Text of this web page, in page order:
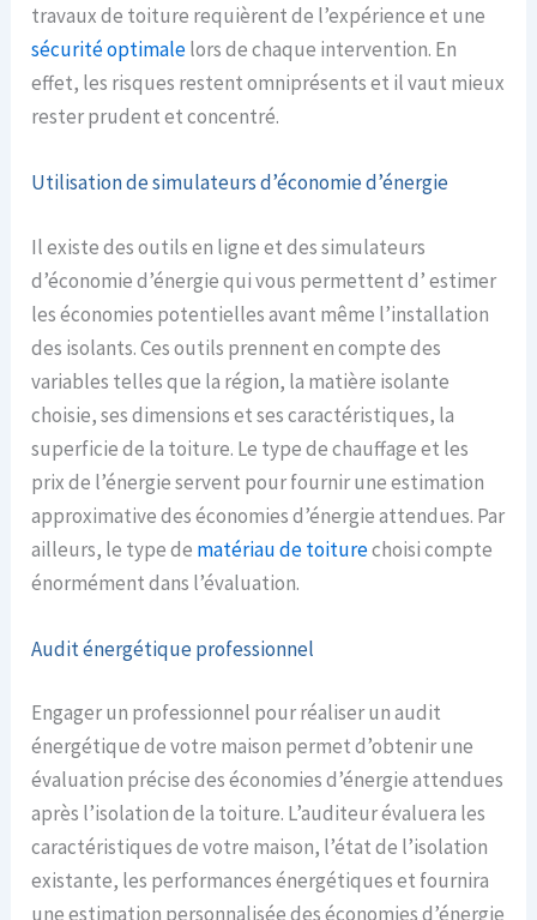
travaux de toiture requièrent de l’expérience et une
sécurité optimalelors de chaque intervention. En
effet, les risques restent omniprésents et il vaut mieux
rester prudent et concentré.
Utilisation de simulateurs d’économie d’énergie
Il existe des outils en ligne et des simulateurs
d’économie d’énergie qui vous permettent d’ estimer
les économies potentielles avant même l’installation
des isolants. Ces outils prennent en compte des
variables telles que la région, la matière isolante
choisie, ses dimensions et ses caractéristiques, la
superficie de la toiture. Le type de chauffage et les
prix de l’énergie servent pour fournir une estimation
approximative des économies d’énergie attendues. Par
ailleurs, le type de matériau de toiturechoisi compte
énormément dans l’évaluation.
Audit énergétique professionnel
Engager un professionnel pour réaliser un audit
énergétique de votre maison permet d’obtenir une
évaluation précise des économies d’énergie attendues
après l’isolation de la toiture. L’auditeur évaluera les
caractéristiques de votre maison, l’état de l’isolation
existante, les performances énergétiques et fournira
une estimation personnalisée des économies d’énergie